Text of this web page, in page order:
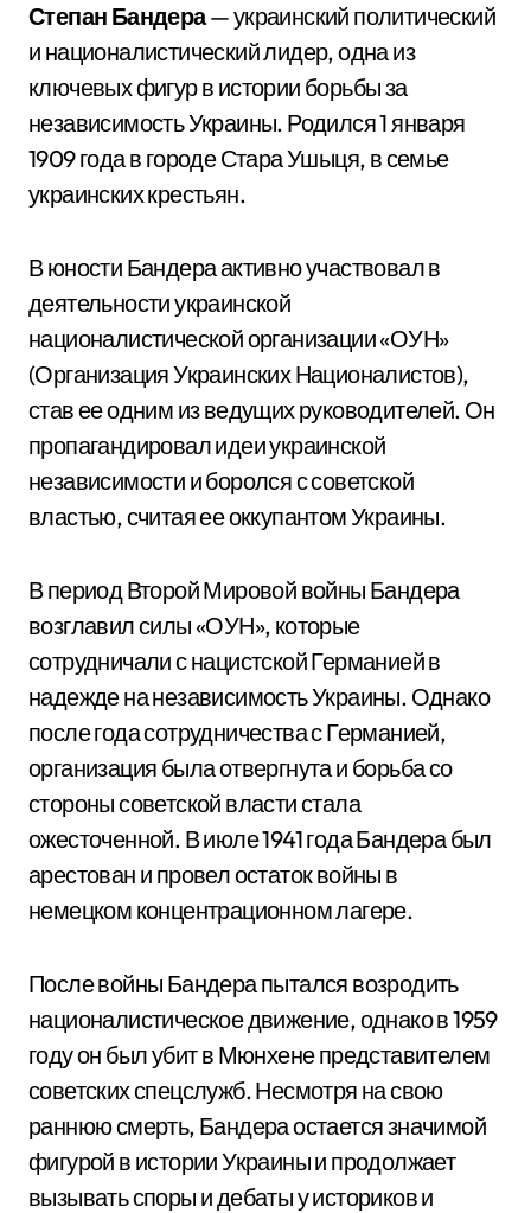
Степан Бандера— украинский политический
и националистический лидер, одна из
ключевых фигур в истории борьбы за
независимость Украины. Родился 1 января
1909 года в городе Стара Ушыця, в семье
украинских крестьян.
В юности Бандера активно участвовал в
деятельности украинской
националистической организации «ОУН»
(Организация Украинских Националистов),
став ее одним из ведущих руководителей. Он
пропагандировал идеи украинской
независимости и боролся с советской
властью, считая ее оккупантом Украины.
В период Второй Мировой войны Бандера
возглавил силы «ОУН», которые
сотрудничали с нацистской Германией в
надежде на независимость Украины. Однако
после года сотрудничества с Германией,
организация была отвергнута и борьба со
стороны советской власти стала
ожесточенной. В июле 1941 года Бандера был
арестован и провел остаток войны в
немецком концентрационном лагере.
После войны Бандера пытался возродить
националистическое движение, однако в 1959
году он был убит в Мюнхене представителем
советских спецслужб. Несмотря на свою
раннюю смерть, Бандера остается значимой
фигурой в истории Украины и продолжает
вызывать споры и дебаты у историков и